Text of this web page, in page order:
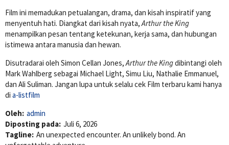
Film ini memadukan petualangan, drama, dan kisah inspiratif yang
menyentuh hati. Diangkat dari kisah nyata,Arthur the King
menampilkan pesan tentang ketekunan, kerja sama, dan hubungan
istimewa antara manusia dan hewan.
Disutradarai oleh Simon Cellan Jones,Arthur the Kingdibintangi oleh
Mark Wahlberg sebagai Michael Light, Simu Liu, Nathalie Emmanuel,
dan Ali Suliman. Jangan lupa untuk selalu cek Film terbaru kami hanya
di a-listfilm
Oleh: admin
Diposting pada: Juli 6, 2026
Tagline: An unexpected encounter. An unlikely bond. An